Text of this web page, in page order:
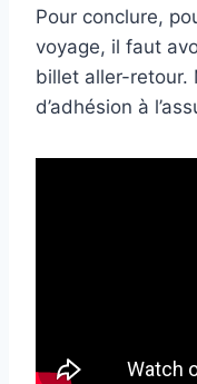
Pour conclure,
voyage, il faut
billet aller-retour.
d’adhésion à